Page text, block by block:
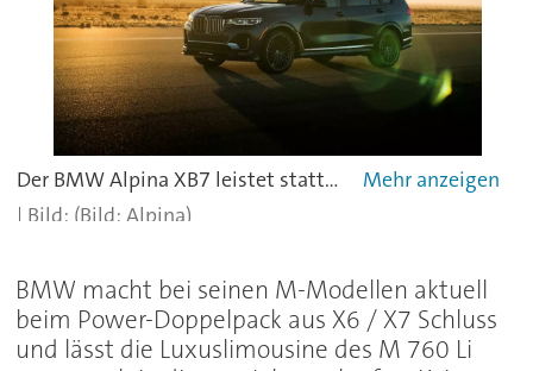
Der BMW Alpina XB7 leistet stattliche 457 kW / 621 PS.
(Bild: Alpina)
BMW macht bei seinen M-Modellen aktuell
beim Power-Doppelpack aus X6 / X7 Schluss
und lässt die Luxuslimousine des M 760 Li